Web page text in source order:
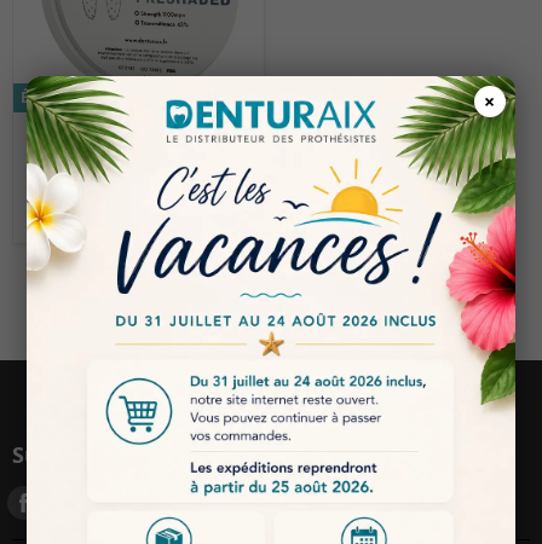
×
Économisez 5%
€ 49.17
€ 46.60
ZIRCONE MONOLAYER
SPC
Suivez-nous